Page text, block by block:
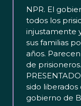
NPR. El
todos los
injustamente
sus familias
años.
de
sido liberados
gobierno de